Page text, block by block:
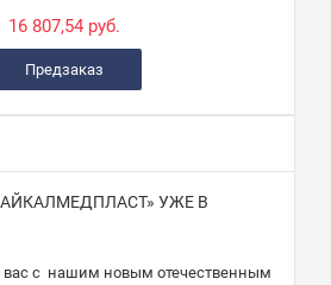
16 807,54 руб.
Предзаказ
УЖЕ В
вас с нашим новым отечественным